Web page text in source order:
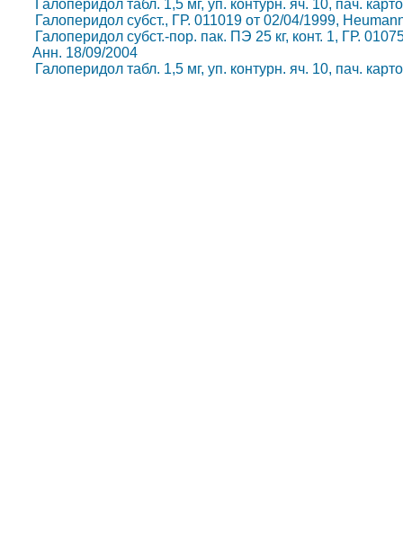
Галоперидол табл. 1,5 мг, уп. контурн. яч. 10, пач.
Галоперидол субст., ГР. 011019 от 02/04/1999,
Галоперидол субст.-пор. пак. ПЭ 25 кг, конт. 1, ГР.
Анн. 18/09/2004
Галоперидол табл. 1,5 мг, уп. контурн. яч. 10, пач.